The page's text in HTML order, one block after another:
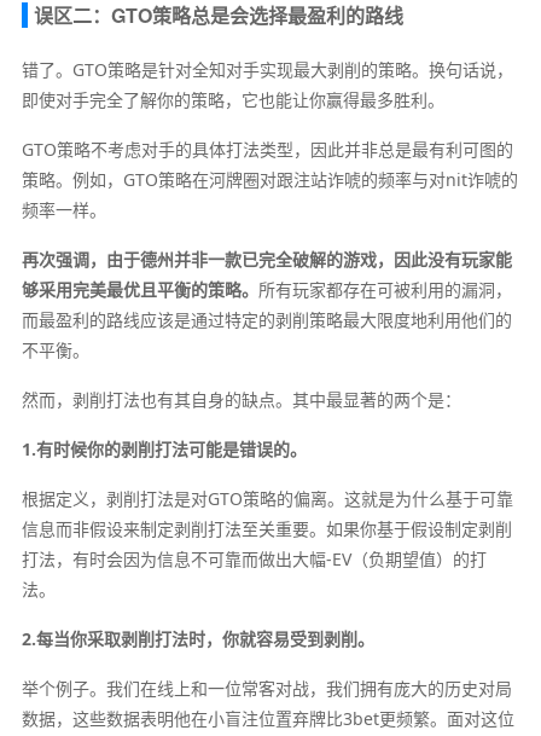
误区二：GTO策略总是会选择最盈利的路线
错了。GTO策略是针对全知对手实现最大剥削的策略。换句话说，
即使对手完全了解你的策略，它也能让你赢得最多胜利。
GTO策略不考虑对手的具体打法类型，因此并非总是最有利可图的
策略。例如，GTO策略在河牌圈对跟注站诈唬的频率与对nit诈唬的
频率一样。
再次强调，由于德州并非一款已完全破解的游戏，因此没有玩家能
够采用完美最优且平衡的策略。 所有玩家都存在可被利用的漏洞，
而最盈利的路线应该是通过特定的剥削策略最大限度地利用他们的
不平衡。
然而，剥削打法也有其自身的缺点。其中最显著的两个是：
1.有时候你的剥削打法可能是错误的。
根据定义，剥削打法是对GTO策略的偏离。这就是为什么基于可靠
信息而非假设来制定剥削打法至关重要。如果你基于假设制定剥削
打法，有时会因为信息不可靠而做出大幅-EV（负期望值）的打
法。
2.每当你采取剥削打法时，你就容易受到剥削。
举个例子。我们在线上和一位常客对战，我们拥有庞大的历史对局
数据，这些数据表明他在小盲注位置弃牌比3bet更频繁。面对这位